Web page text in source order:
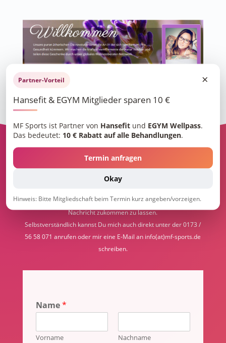
NOCH FRAGEN?
Gerne kannst Du mein Kontaktformular nutzen, um mir eine
Nachricht zukommen zu lassen.
Selbstverständlich kannst Du mich auch direkt unter der 0173 /
56 58 071 anrufen oder mir eine E-Mail an info(at)mf-sports.de
schreiben.
Name*
Vorname
Nachname
×
Partner-Vorteil
Hansefit & EGYM Mitglieder sparen 10 €
MF Sports ist Partner von Hansefit und EGYM Wellpass.
Das bedeutet: 10 € Rabatt auf alle Behandlungen.
Termin anfragen
Okay
Hinweis: Bitte Mitgliedschaft beim Termin kurz angeben/vorzeigen.